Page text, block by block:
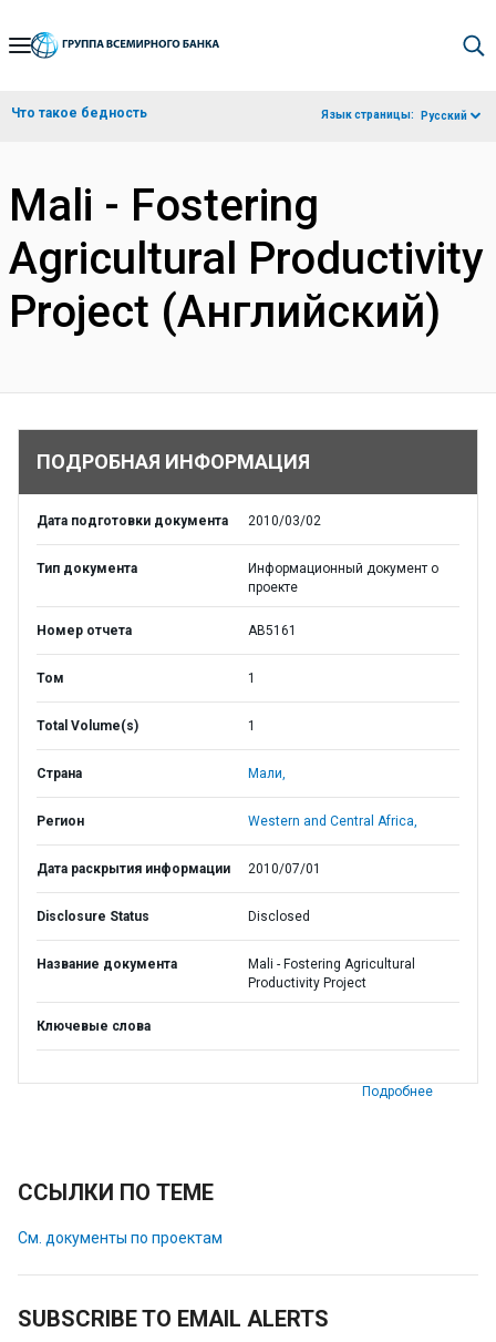
Skip
Navigation
Что такое бедность Язык страницы: Русский
Mali - Fostering
Agricultural Productivity
Project (Английский)
ПОДРОБНАЯ ИНФОРМАЦИЯ
Дата подготовки документа 2010/03/02
Тип документа
Информационный документ о
проекте
Номер отчета AB5161
Том 1
Total Volume(s) 1
Страна Мали,
Регион Western and Central Africa,
Дата раскрытия информации 2010/07/01
Disclosure Status Disclosed
Название документа
Mali - Fostering Agricultural
Productivity Project
Ключевые слова
Подробнее
ССЫЛКИ ПО ТЕМЕ
См. документы по проектам
SUBSCRIBE TO EMAIL ALERTS